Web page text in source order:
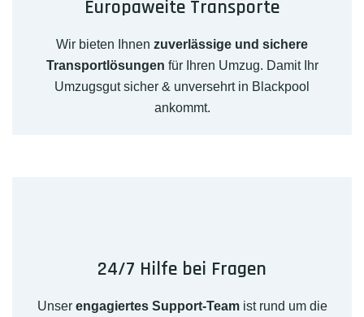
Europaweite Transporte
Wir bieten Ihnen zuverlässige und sichere
Transportlösungen für Ihren Umzug. Damit Ihr
Umzugsgut sicher & unversehrt in Blackpool
ankommt.
24/7 Hilfe bei Fragen
Unser engagiertes Support-Teamist rund um die